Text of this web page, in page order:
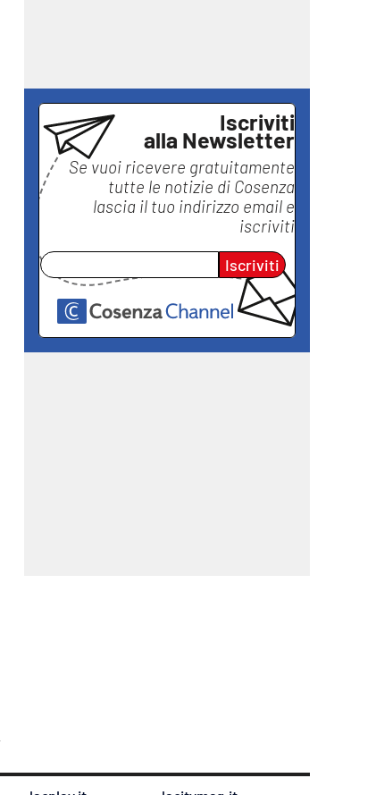
Iscriviti
alla Newsletter
Se vuoi ricevere gratuitamente
tutte le notizie di Cosenza
lascia il tuo indirizzo email e
iscriviti
Iscriviti